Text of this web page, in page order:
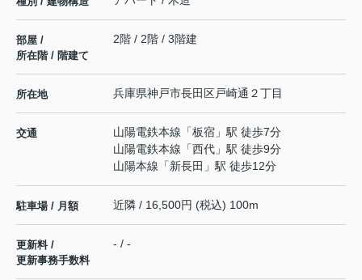
部屋 /
所在階 / 階建て
2階 / 2階 / 3階建
所在地 兵庫県神戸市長田区戸崎通 ２丁目
交通 山陽電鉄本線 「板宿 」駅 徒歩7分
山陽電鉄本線 「西代 」駅 徒歩9分
山陽本線 「新長田 」駅 徒歩12分
駐車場 / 月額 近隣 / 16,500円 (税込) 100m
更新料 /
更新事務手数料
- / -